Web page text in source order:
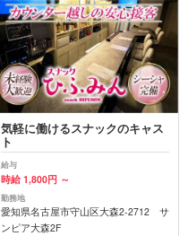
気軽に働けるスナックのキャス
ト
給与
時給 1,800円 ～
勤務地
愛知県名古屋市守山区大森2-2712 サ
ンピア大森2F